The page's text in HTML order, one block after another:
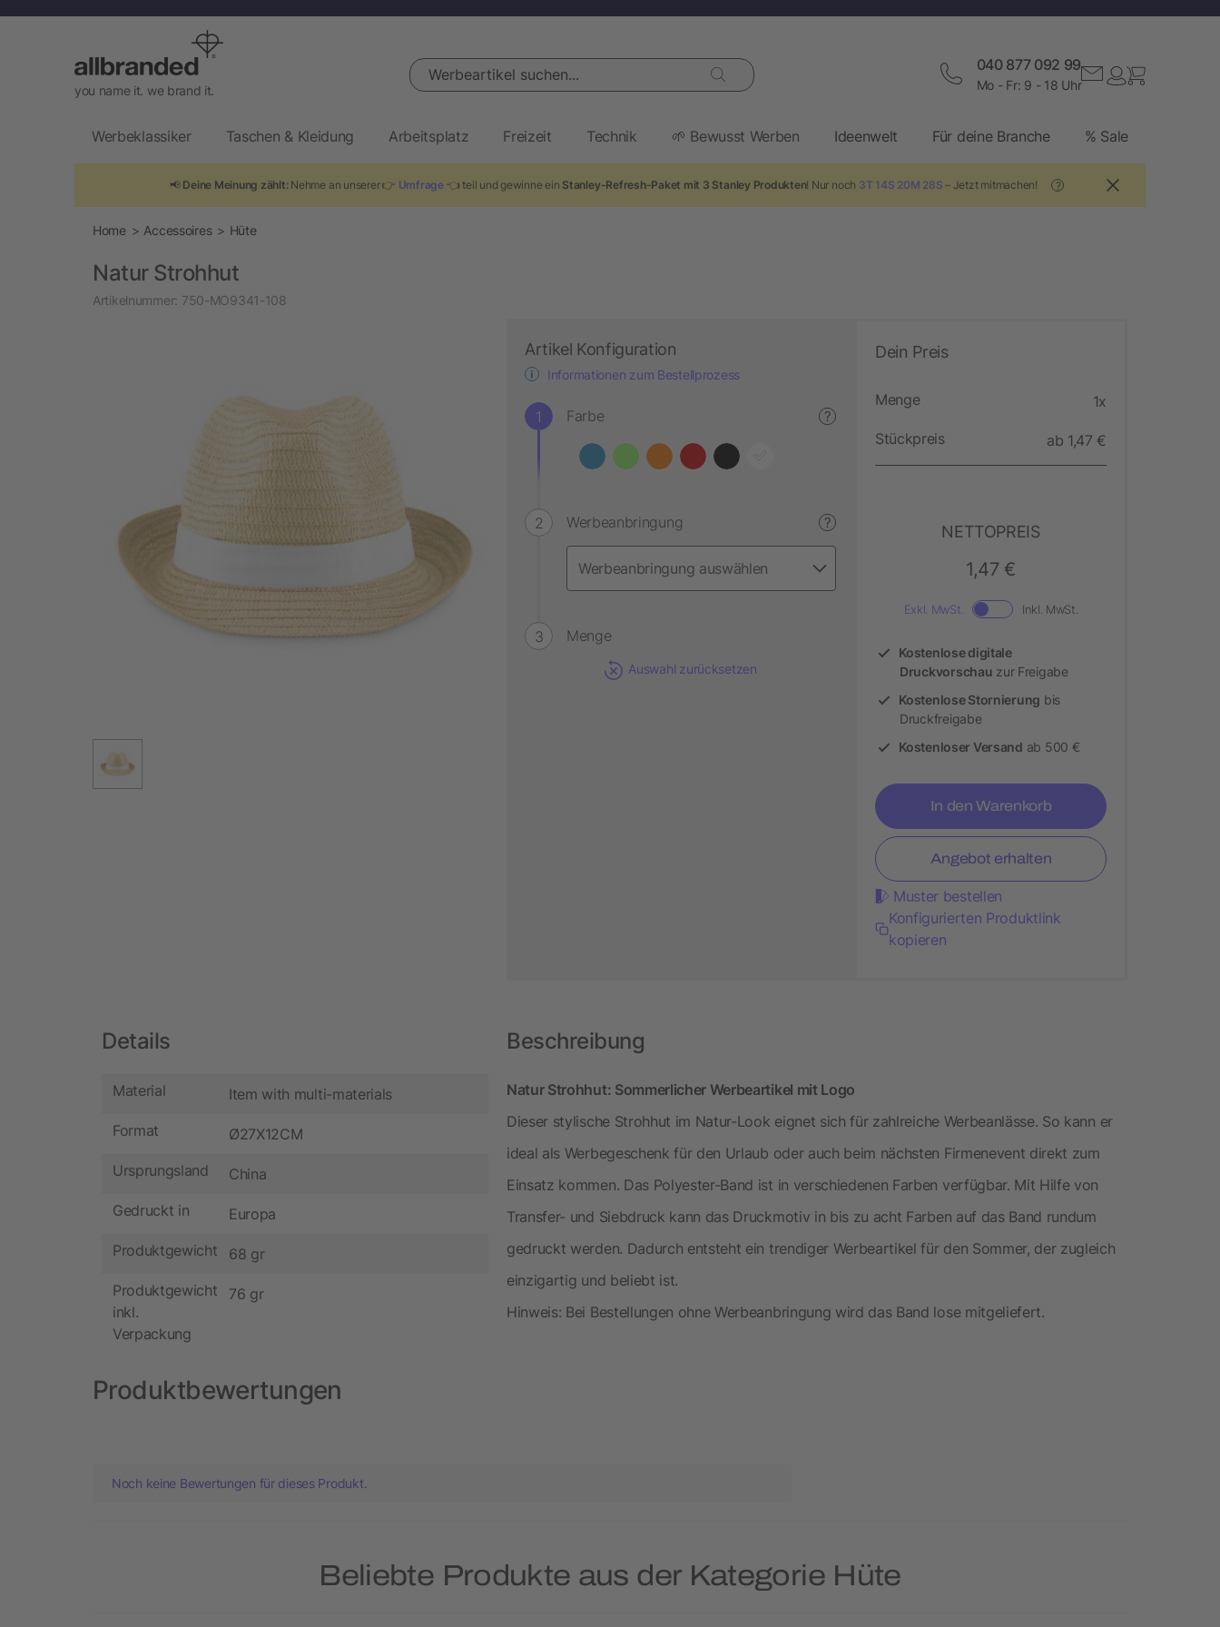
you name it. we brand it.
Werbeartikel suchen... 040 877 092 99
Mo - Fr: 9 - 18 Uhr
Werbeklassiker Taschen & Kleidung Arbeitsplatz Freizeit Technik 🌱 Bewusst Werben Ideenwelt Für deine Branche % Sale
📢 Deine Meinung zählt:Nehme an unserer 👉 Umfrage 👈 teil und gewinne ein Stanley-Refresh-Paket mit 3 Stanley Produkten! Nur noch 3T 14S 20M 27S– Jetzt mitmachen! ?
Home Accessoires Hüte
Natur Strohhut
Artikelnummer: 750-MO9341-108
Artikel Konfiguration
Informationen zum Bestellprozess
Farbe ?
Werbeanbringung ?
Menge
Auswahl zurücksetzen
Dein Preis
Menge 1x
Stückpreis ab 1,47 €
NETTOPREIS
1,47 €
Exkl. MwSt. Inkl. MwSt.
Kostenlose digitale
Druckvorschau zur Freigabe
Kostenlose Stornierung bis
Druckfreigabe
Kostenloser Versand ab 500 €
In den Warenkorb
Angebot erhalten
Muster bestellen
Konfigurierten Produktlink
kopieren
Details
Material Item with multi-materials
Format Ø27X12CM
Ursprungsland China
Gedruckt in Europa
Produktgewicht 68 gr
Produktgewicht
inkl.
Verpackung
76 gr
Beschreibung
Natur Strohhut: Sommerlicher Werbeartikel mit Logo
Dieser stylische Strohhut im Natur-Look eignet sich für zahlreiche Werbeanlässe. So kann er
ideal als Werbegeschenk für den Urlaub oder auch beim nächsten Firmenevent direkt zum
Einsatz kommen. Das Polyester-Band ist in verschiedenen Farben verfügbar. Mit Hilfe von
Transfer- und Siebdruck kann das Druckmotiv in bis zu acht Farben auf das Band rundum
gedruckt werden. Dadurch entsteht ein trendiger Werbeartikel für den Sommer, der zugleich
einzigartig und beliebt ist.
Hinweis: Bei Bestellungen ohne Werbeanbringung wird das Band lose mitgeliefert.
Produktbewertungen
Noch keine Bewertungen für dieses Produkt.
Beliebte Produkte aus der Kategorie Hüte